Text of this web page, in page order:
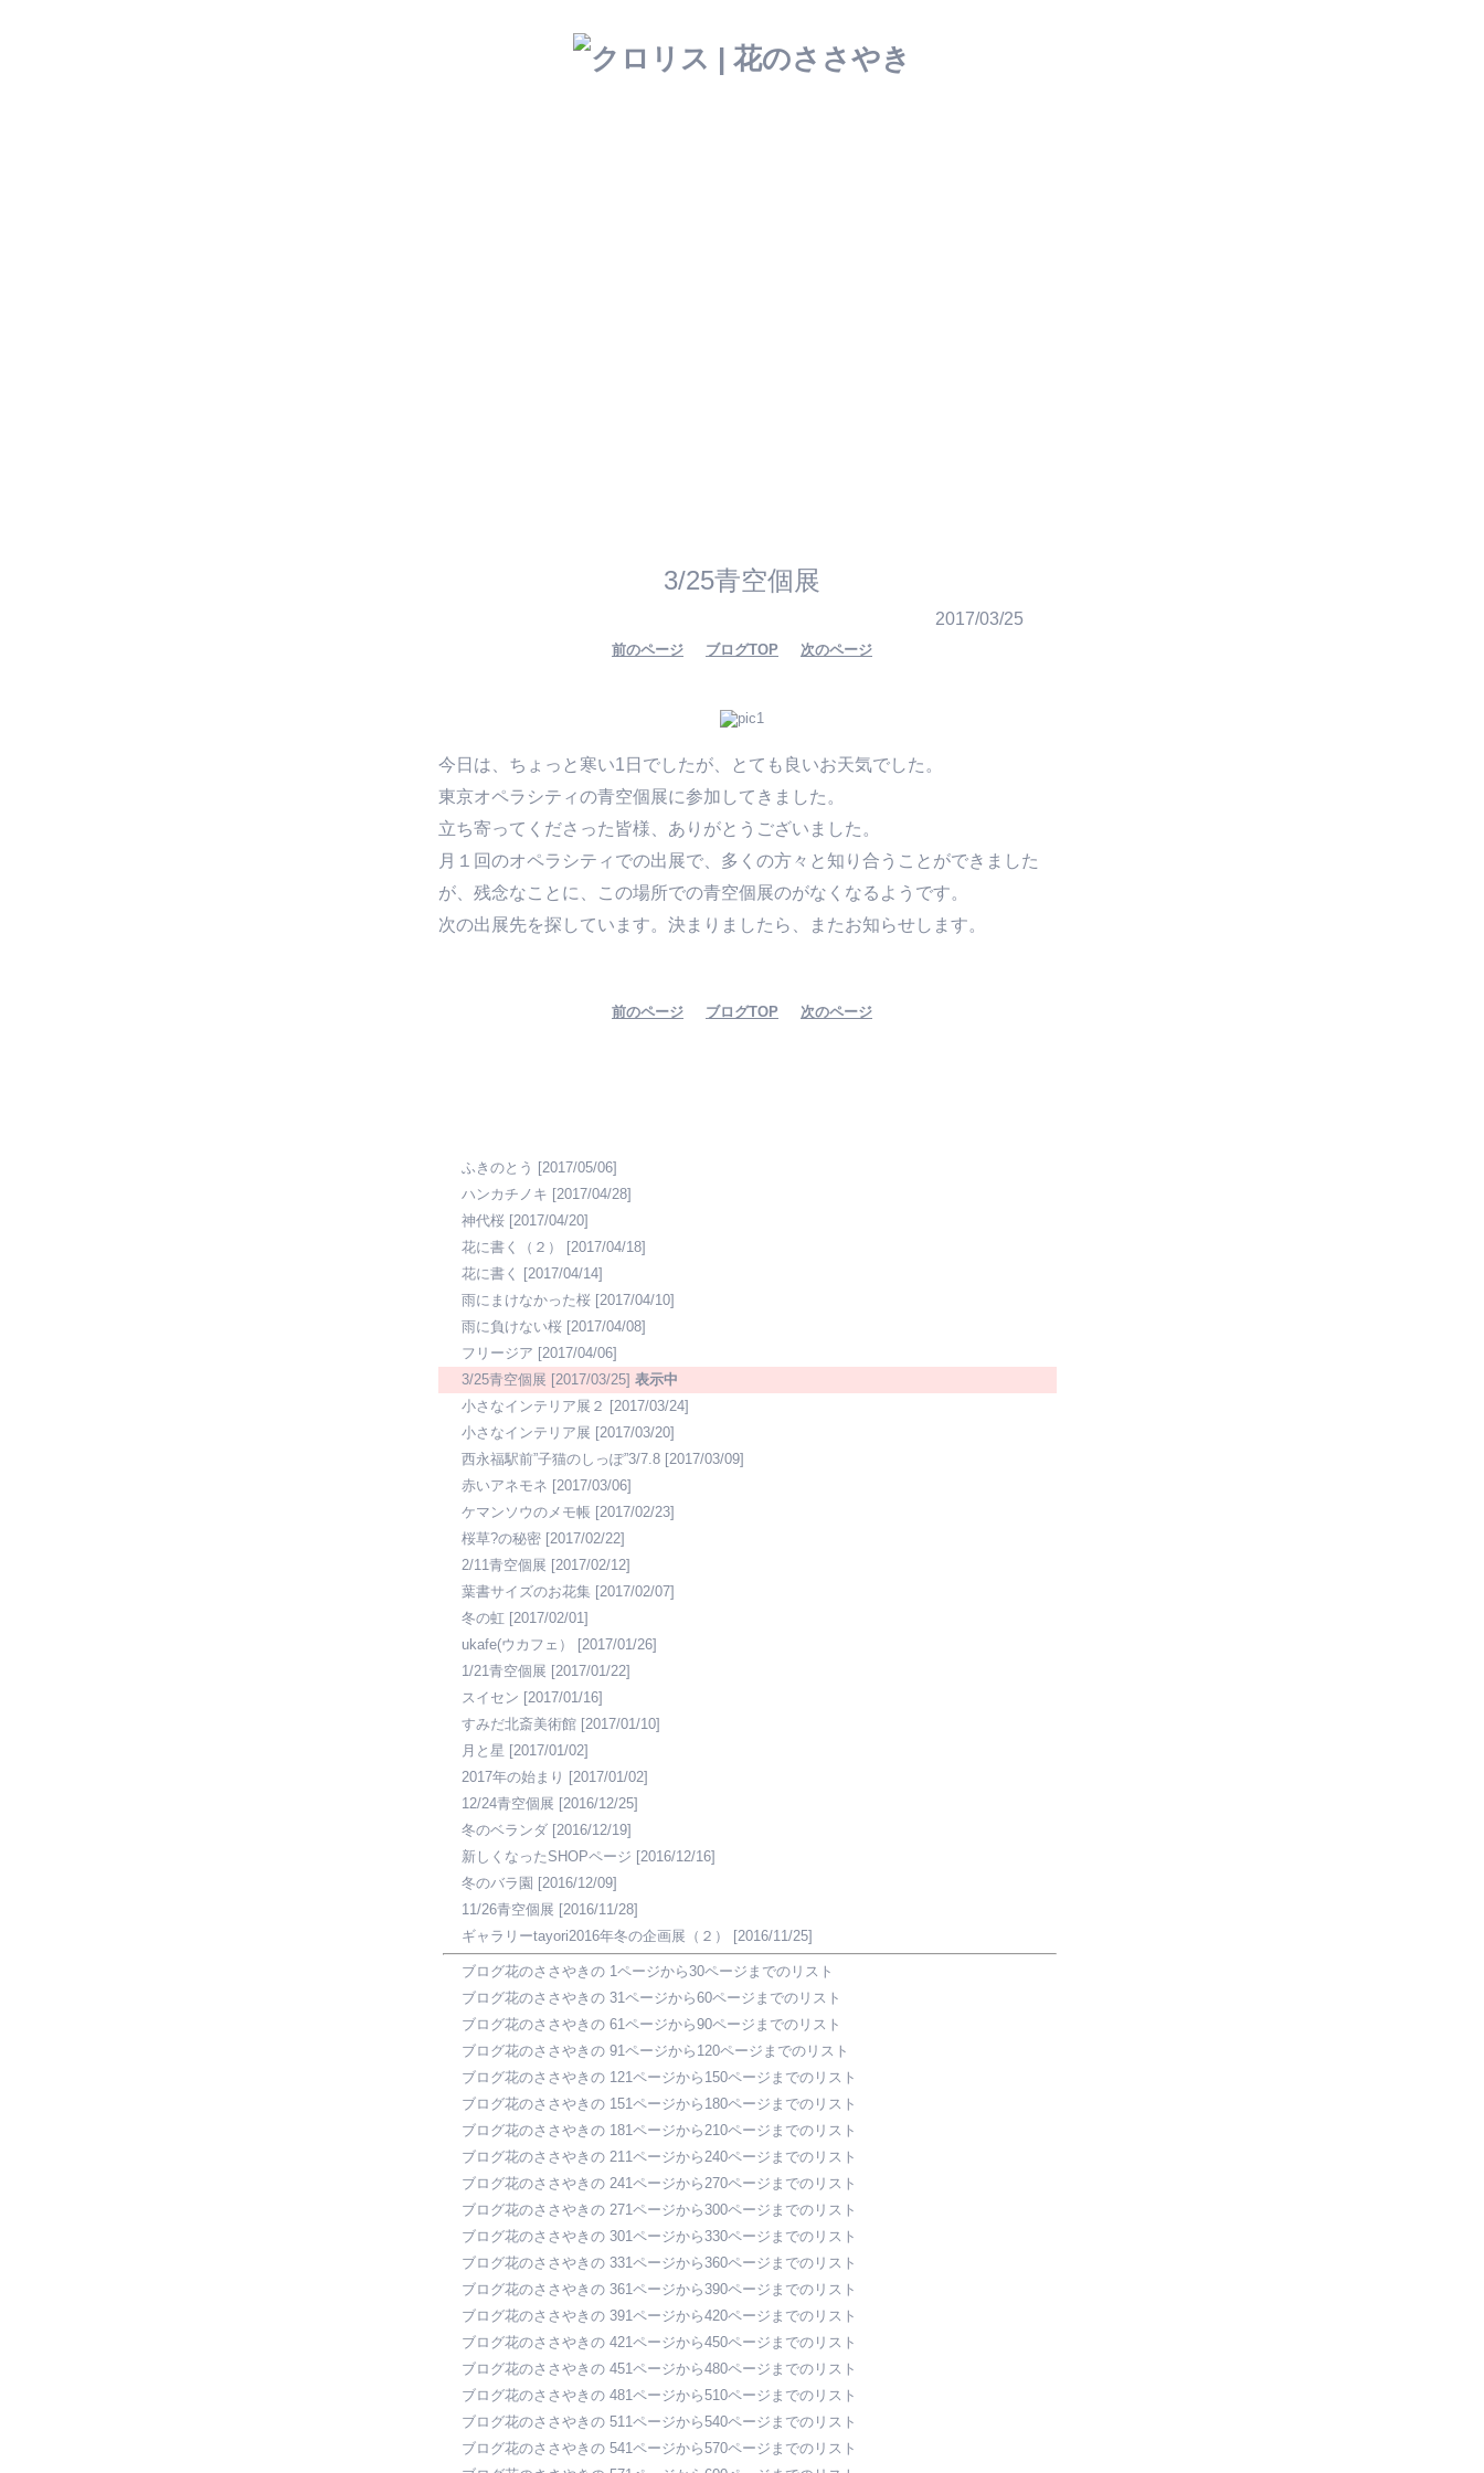
3/25青空個展
2017/03/25
前のページ ブログTOP 次のページ
今日は、ちょっと寒い1日でしたが、とても良いお天気でした。
東京オペラシティの青空個展に参加してきました。
立ち寄ってくださった皆様、ありがとうございました。
月１回のオペラシティでの出展で、多くの方々と知り合うことができました
が、残念なことに、この場所での青空個展のがなくなるようです。
次の出展先を探しています。決まりましたら、またお知らせします。
前のページ ブログTOP 次のページ
ふきのとう [2017/05/06]
ハンカチノキ [2017/04/28]
神代桜 [2017/04/20]
花に書く（２）
[2017/04/18]
花に書く
[2017/04/14]
雨にまけなかった桜 [2017/04/10]
雨に負けない桜 [2017/04/08]
フリージア [2017/04/06]
3/25青空個展 [2017/03/25] 表示中
小さなインテリア展２ [2017/03/24]
小さなインテリア展 [2017/03/20]
西永福駅前”子猫のしっぽ”3/7.8 [2017/03/09]
赤いアネモネ [2017/03/06]
ケマンソウのメモ帳 [2017/02/23]
桜草?の秘密 [2017/02/22]
2/11青空個展 [2017/02/12]
葉書サイズのお花集 [2017/02/07]
冬の虹 [2017/02/01]
ukafe(ウカフェ）
[2017/01/26]
1/21青空個展 [2017/01/22]
スイセン [2017/01/16]
すみだ北斎美術館 [2017/01/10]
月と星 [2017/01/02]
2017年の始まり [2017/01/02]
12/24青空個展 [2016/12/25]
冬のベランダ [2016/12/19]
新しくなったSHOPページ [2016/12/16]
冬のバラ園 [2016/12/09]
11/26青空個展 [2016/11/28]
ギャラリーtayori2016年冬の企画展（２）
[2016/11/25]
ブログ花のささやきの 1ページから30ページまでのリスト
ブログ花のささやきの 31ページから60ページまでのリスト
ブログ花のささやきの 61ページから90ページまでのリスト
ブログ花のささやきの 91ページから120ページまでのリスト
ブログ花のささやきの 121ページから150ページまでのリスト
ブログ花のささやきの 151ページから180ページまでのリスト
ブログ花のささやきの 181ページから210ページまでのリスト
ブログ花のささやきの 211ページから240ページまでのリスト
ブログ花のささやきの 241ページから270ページまでのリスト
ブログ花のささやきの 271ページから300ページまでのリスト
ブログ花のささやきの 301ページから330ページまでのリスト
ブログ花のささやきの 331ページから360ページまでのリスト
ブログ花のささやきの 361ページから390ページまでのリスト
ブログ花のささやきの 391ページから420ページまでのリスト
ブログ花のささやきの 421ページから450ページまでのリスト
ブログ花のささやきの 451ページから480ページまでのリスト
ブログ花のささやきの 481ページから510ページまでのリスト
ブログ花のささやきの 511ページから540ページまでのリスト
ブログ花のささやきの 541ページから570ページまでのリスト